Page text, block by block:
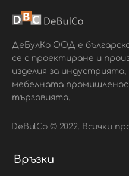
ДеБулКо ООД е
се с проектиране и
изделия за
мебелната
търговията.
DeBulCo © 2022. Всички
Връзки